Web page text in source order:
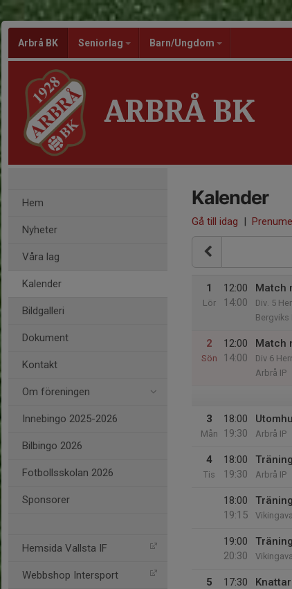
Arbrå BK Seniorlag Barn/Ungdom
ARBRÅ BK
Hem
Nyheter
Våra lag
Kalender
Bildgalleri
Dokument
Kontakt
Om föreningen
Innebingo 2025-2026
Bilbingo 2026
Fotbollsskolan 2026
Sponsorer
Hemsida Vallsta IF
Webbshop Intersport
Kalender
Gå till idag |
1
Lör
12:00
14:00
Match
Div. 5
Bergviks
2
Sön
12:00
14:00
Match
Div 6
Arbrå IP
3
Mån
18:00
19:30
Arbrå IP
4
Tis
18:00
19:30
Arbrå IP
18:00
19:15
Träning
19:00
20:30
5
17:30